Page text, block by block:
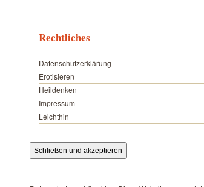
Rechtliches
Datenschutzerklärung
Erotisieren
Heildenken
Impressum
Leichthin